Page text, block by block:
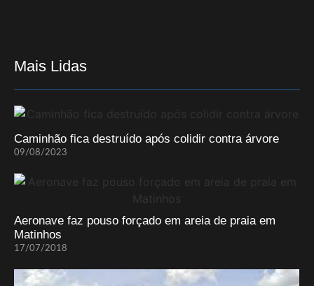
Mais Lidas
Caminhão fica destruído após colidir contra árvore
09/08/2023
Aeronave faz pouso forçado em areia de praia em
Matinhos
17/07/2018